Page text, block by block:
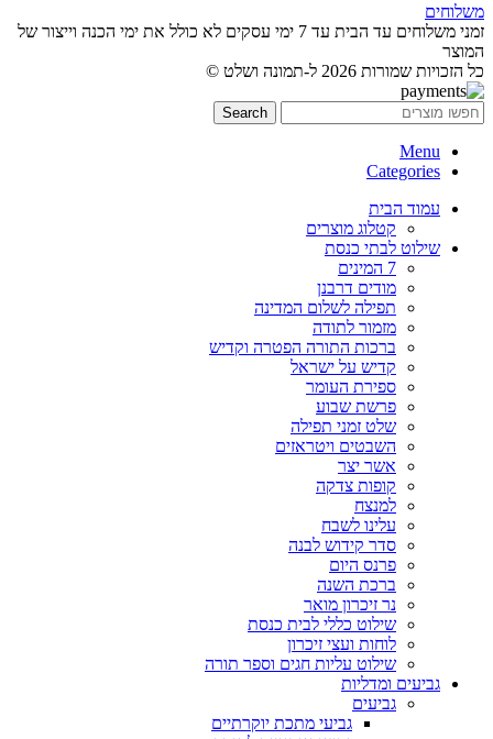
משלוחים
זמני משלוחים עד הבית עד 7 ימי עסקים לא כולל את ימי הכנה וייצור של
המוצר
כל הזכויות שמורות 2026 ל-תמונה ושלט ©
Search
Menu
Categories
עמוד הבית
קטלוג מוצרים
שילוט לבתי כנסת
7 המינים
מודים דרבנן
תפילה לשלום המדינה
מזמור לתודה
ברכות התורה הפטרה וקדיש
קדיש על ישראל
ספירת העומר
פרשת שבוע
שלט זמני תפילה
השבטים ויטראזים
אשר יצר
קופות צדקה
למנצח
עלינו לשבח
סדר קידוש לבנה
פרנס היום
ברכת השנה
נר זיכרון מואר
שילוט כללי לבית כנסת
לוחות ועצי זיכרון
שילוט עליות חגים וספר תורה
גביעים ומדליות
גביעים
גביעי מתכת יוקרתיים